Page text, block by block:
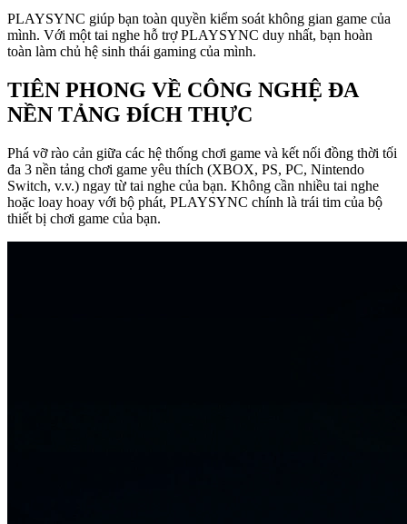
PLAYSYNC giúp bạn toàn quyền kiểm soát không gian game của
mình. Với một tai nghe hỗ trợ PLAYSYNC duy nhất, bạn hoàn
toàn làm chủ hệ sinh thái gaming của mình.
TIÊN PHONG VỀ CÔNG NGHỆ ĐA
NỀN TẢNG ĐÍCH THỰC
Phá vỡ rào cản giữa các hệ thống chơi game và kết nối đồng thời tối
đa 3 nền tảng chơi game yêu thích (XBOX, PS, PC, Nintendo
Switch, v.v.) ngay từ tai nghe của bạn. Không cần nhiều tai nghe
hoặc loay hoay với bộ phát, PLAYSYNC chính là trái tim của bộ
thiết bị chơi game của bạn.